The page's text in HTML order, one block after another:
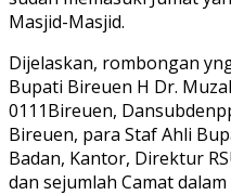
Masjid-Masjid.
Dijelaskan, rombongan
Bupati Bireuen H Dr.
0111Bireuen,
Bireuen, para Staf Ahli
Badan, Kantor, Direktur
dan sejumlah Camat